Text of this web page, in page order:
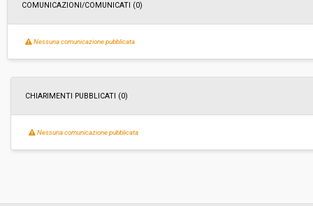
Svolgimento:
Importo a base di gara soggetto a
ribasso:
COMUNICAZIONI/COMUNICATI (0)
Nessuna comunicazione pubblicata
CHIARIMENTI PUBBLICATI (0)
Nessuna comunicazione pubblicata